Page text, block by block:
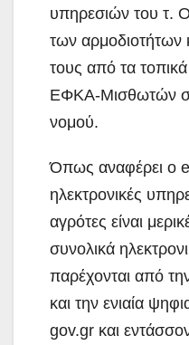
υπηρεσιών του τ.
των αρμοδιοτήτων
τους από τα
ΕΦΚΑ-Μισθωτών
νομού.
Όπως αναφέρει ο
ηλεκτρονικές
αγρότες είναι
συνολικά
παρέχονται από
και την ενιαία
gov.gr και